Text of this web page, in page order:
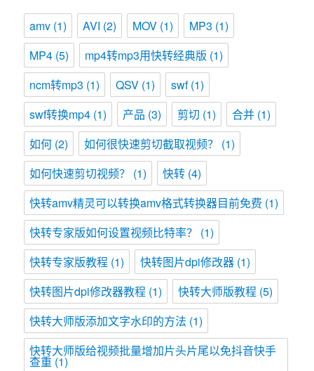
amv (1) AVI (2) MOV (1) MP3 (1)
MP4 (5) mp4转mp3用快转经典版 (1)
ncm转mp3 (1) QSV (1) swf(1)
swf转换mp4 (1) 产品 (3) 剪切 (1) 合并 (1)
如何 (2) 如何很快速剪切截取视频？ (1)
如何快速剪切视频？ (1) 快转 (4)
快转amv精灵可以转换amv格式转换器目前免费 (1)
快转专家版如何设置视频比特率？ (1)
快转专家版教程 (1) 快转图片dpi修改器 (1)
快转图片dpi修改器教程 (1) 快转大师版教程 (5)
快转大师版添加文字水印的方法 (1)
快转大师版给视频批量增加片头片尾以免抖音快手
查重(1)